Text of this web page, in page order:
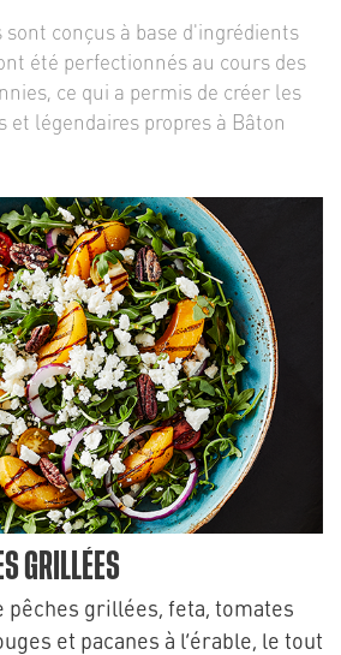
conçus à base d'ingrédients
été perfectionnés au cours des
ce qui a permis de créer les
et légendaires propres à Bâton
GRILLÉES
pêches grillées, feta, tomates
et pacanes à l’érable, le tout